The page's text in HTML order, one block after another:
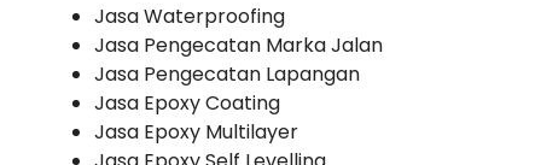
Jasa Waterproofing
Jasa Pengecatan Marka Jalan
Jasa Pengecatan Lapangan
Jasa Epoxy Coating
Jasa Epoxy Multilayer